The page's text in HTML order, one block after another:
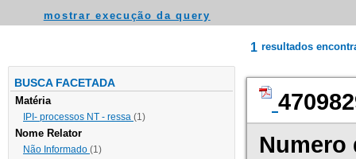
mostrar execução da query
BUSCA FACETADA
Matéria
IPI- processos NT - ressa (1)
Nome Relator
Não Informado (1)
1 resultados
Numero